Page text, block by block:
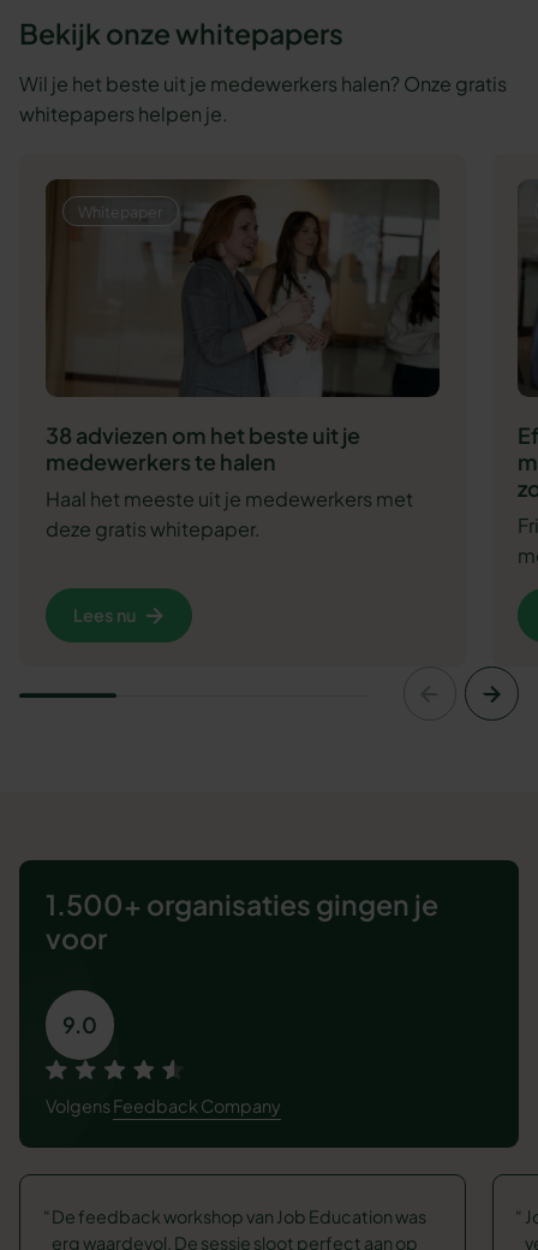
Bekijk onze whitepapers
Wil je het beste uit je medewerkers halen? Onze gratis
whitepapers helpen je.
Whitepaper
38 adviezen om het beste uit je
medewerkers te halen
Haal het meeste uit je medewerkers met
deze gratis whitepaper.
Lees nu
1.500+ organisaties gingen je
voor
9.0
VolgensFeedback Company
De feedback workshop van Job Education was
erg waardevol. De sessie sloot perfect aan op